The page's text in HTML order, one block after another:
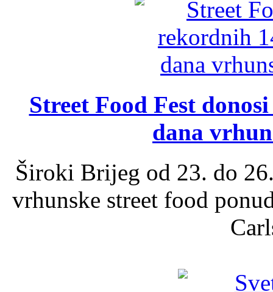
Street Food Fest
dana
Široki Brijeg od 23. do
vrhunske street food